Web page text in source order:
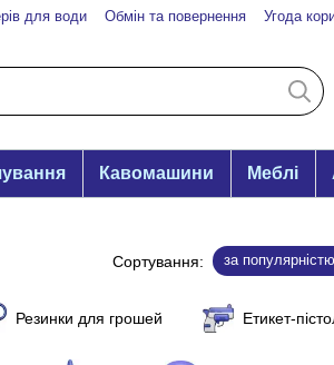
для води Обмін та повернення Угода
Кавомашини Меблі
Сортування: за популярністю
Резинки для грошей Етикет-